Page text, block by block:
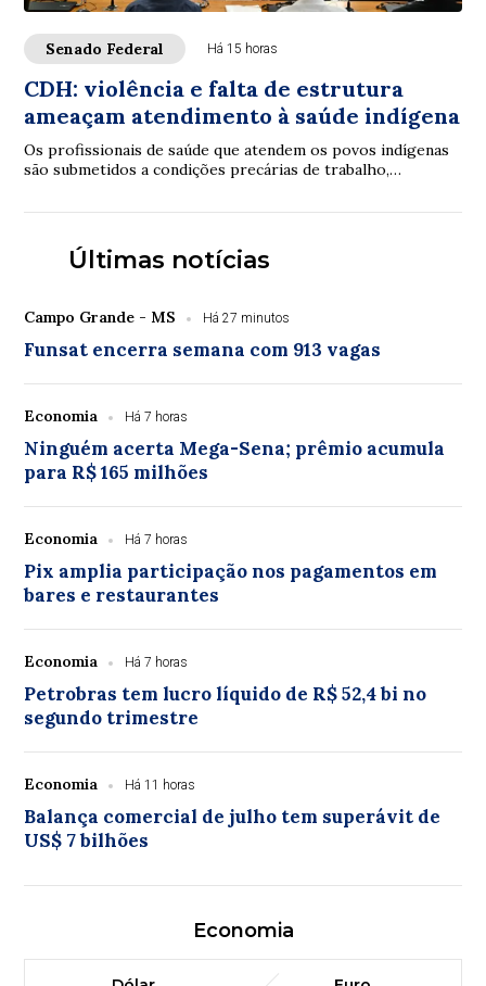
Senado Federal Há 15 horas
CDH: violência e falta de estrutura
ameaçam atendimento à saúde indígena
Os profissionais de saúde que atendem os povos indígenas
são submetidos a condições precárias de trabalho,
Últimas notícias
Campo Grande - MS Há 27 minutos
Funsat encerra semana com 913 vagas
Economia Há 7 horas
Ninguém acerta Mega-Sena; prêmio acumula
para R$ 165 milhões
Economia Há 7 horas
Pix amplia participação nos pagamentos em
bares e restaurantes
Economia Há 7 horas
Petrobras tem lucro líquido de R$ 52,4 bi no
segundo trimestre
Economia Há 11 horas
Balança comercial de julho tem superávit de
US$ 7 bilhões
Economia